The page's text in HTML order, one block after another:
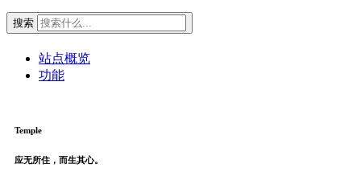
搜索
站点概览
功能
Temple
应无所住，而生其心。